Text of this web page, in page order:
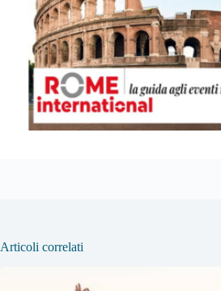
Articoli correlati